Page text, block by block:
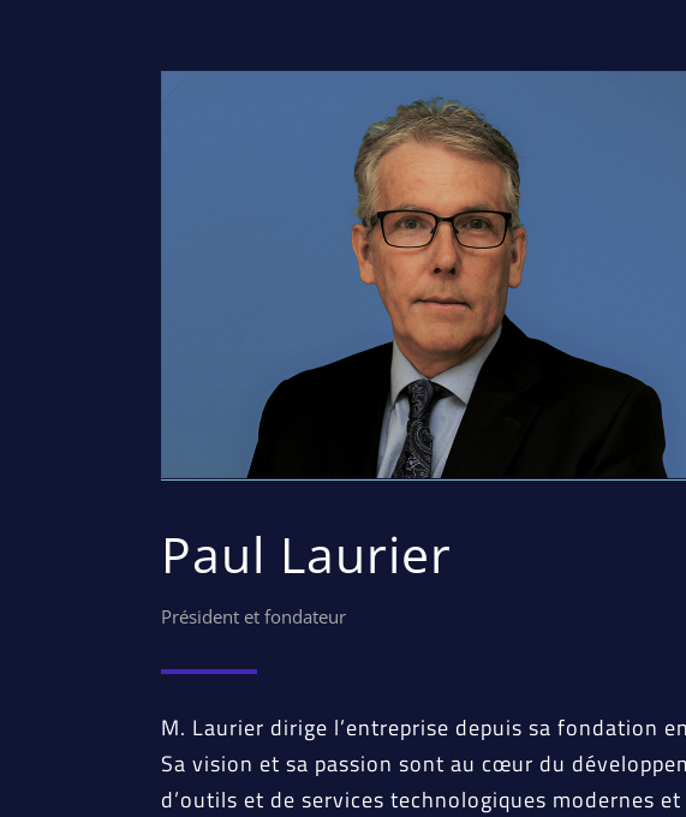
Paul Laurier
Président et fondateur
M. Laurier dirige l’entreprise depuis sa fondation
Sa vision et sa passion sont au cœur du
d’outils et de services technologiques modernes et